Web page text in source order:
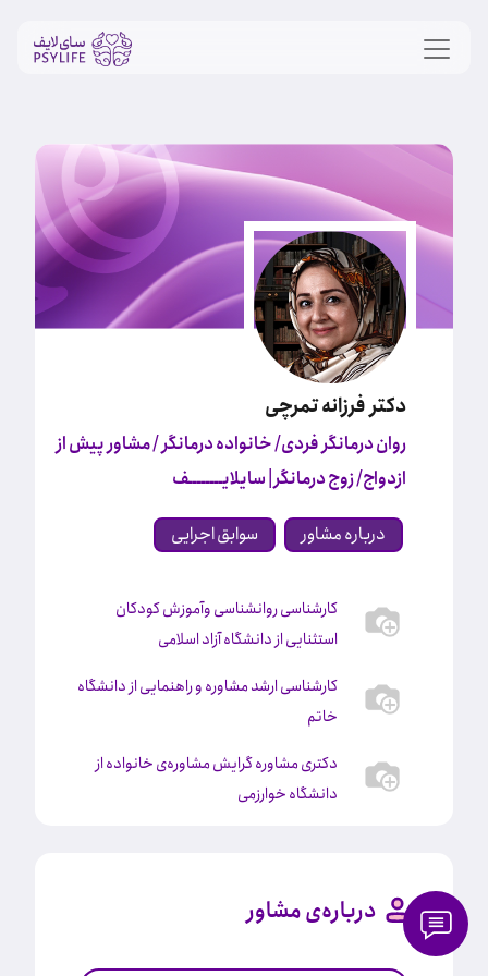
دکتر فرزانه تمرچی
روان درمانگر فردی/ خانواده درمانگر / مشاور پیش از
ازدواج/ زوج درمانگر | سایلایــــــــف
درباره مشاور سوابق اجرایی
کارشناسی روانشناسی وآموزش کودکان
استثنایی از دانشگاه آزاد اسلامی
کارشناسی ارشد مشاوره و راهنمایی از دانشگاه
خاتم
دکتری مشاوره گرایش مشاوره‌ی خانواده از
دانشگاه خوارزمی
درباره‌ی مشاور